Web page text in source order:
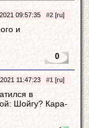
09:57:35 #2 [ru]
и
0
11:47:23 #1 [ru]
в
Шойгу? Кара-